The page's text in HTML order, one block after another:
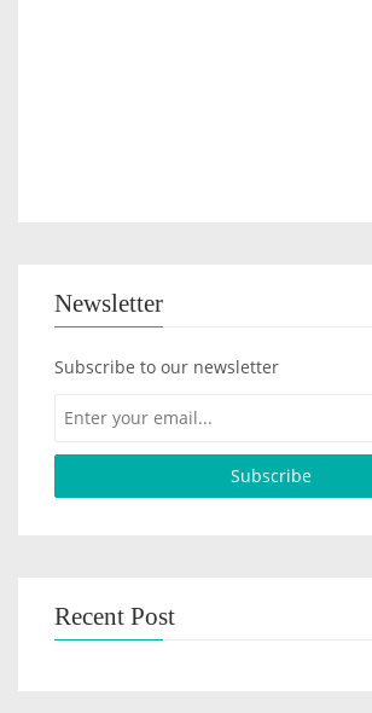
Newsletter
Subscribe to our newsletter
Recent Post